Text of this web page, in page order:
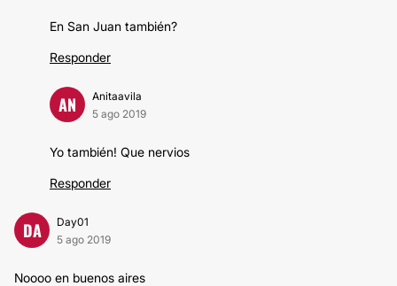
En San Juan también?
Responder
AN
Anitaavila
5 ago 2019
Yo también! Que nervios
Responder
DA
Day01
5 ago 2019
Noooo en buenos aires